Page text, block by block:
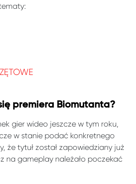
premiera Biomutanta?
gier wideo jeszcze w tym roku,
w stanie podać konkretnego
że tytuł został zapowiedziany już
na gameplay należało poczekać